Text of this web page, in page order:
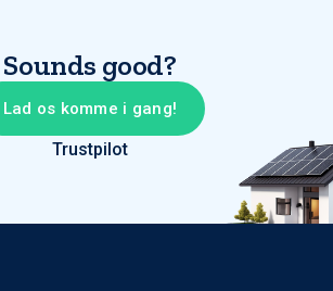
Sounds good?
Lad os komme i gang!
Trustpilot